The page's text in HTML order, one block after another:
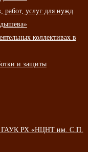
работ, услуг для нужд
коллективах в
и защиты
ГАУК РХ «НЦНТ им. С.П.